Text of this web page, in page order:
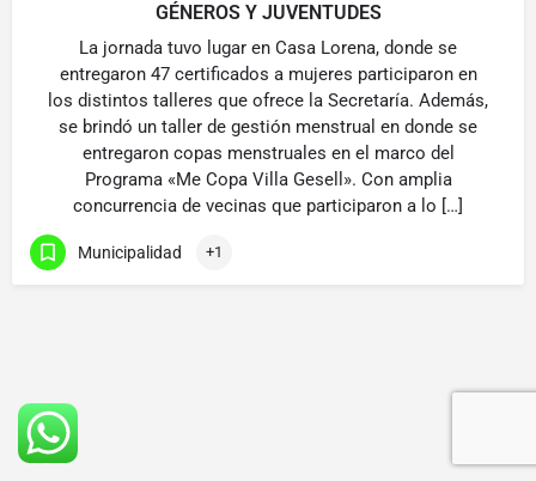
GÉNEROS Y JUVENTUDES
La jornada tuvo lugar en Casa Lorena, donde se
entregaron 47 certificados a mujeres participaron en
los distintos talleres que ofrece la Secretaría. Además,
se brindó un taller de gestión menstrual en donde se
entregaron copas menstruales en el marco del
Programa «Me Copa Villa Gesell». Con amplia
concurrencia de vecinas que participaron a lo […]
Municipalidad +1